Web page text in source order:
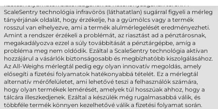
fizetési folyamatok biztonságának és hatékonyságának terén. A
ScaleSentry technológia infravörös (láthatatlan) sugárral figyeli a mérleg
tányérjának oldalát, hogy érzékelje, ha a gyümölcs vagy a termék
rosszul van elhelyezve, ami a termék alulmérlegelését eredményezheti.
Amint a rendszer érzékeli a problémát, az riasztást ad a pénztárosnak,
megakadályozva ezzel a súly továbbítását a pénztárgépbe, amíg a
probléma meg nem oldódik. Ezáltal a ScaleSentry technológia aktívan
hozzájárul a vásárlók biztonságosabb és megbízhatóbb kiszolgálásához.
Az All-Weighs mérlegtál pedig egy olyan innovatív megoldás, amely
elősegíti a fizetési folyamatok hatékonyabbá tételét. Ez a mérlegtál
alternatív mérőfelületet, ami lehetővé teszi a felhasználók számára,
hogy olyan termékek lemérését, amelyek túl hosszúak ahhoz, hogy a
tálcára illeszkedjenek. Ezáltal a készülék még rugalmasabbá válik, és
többféle termék könnyen kezelhetővé válik a fizetési folyamat során.